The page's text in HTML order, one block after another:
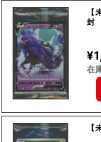
【
封
在
【